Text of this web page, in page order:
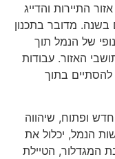
התיירות והדייג
מדובר בתכנון
של הנמל תוך
האזור. עבודות
בתוך
ופתוח, שיהווה
הנמל, יכלול את
הטיילת